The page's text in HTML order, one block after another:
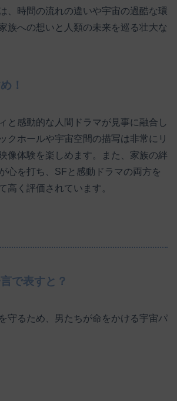
、時間の流れの違いや宇宙の過酷な環
族への想いと人類の未来を巡る壮大な
！
と感動的な人間ドラマが見事に融合し
クホールや宇宙空間の描写は非常にリ
像体験を楽しめます。また、家族の絆
心を打ち、SFと感動ドラマの両方を
高く評価されています。
で表すと？
守るため、男たちが命をかける宇宙パ